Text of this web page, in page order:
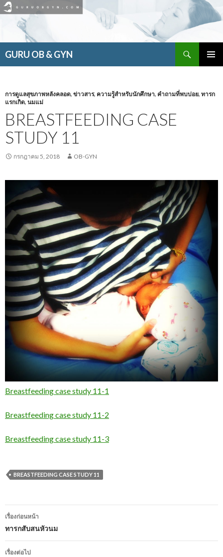
GURU OB & GYN
เนื้อหา
การดูแลสุขภาพหลังคลอด, ข่าวสาร, ความรู้สำหรับนักศึกษา, คำถามที่พบบ่อย, ทารก
แรกเกิด, นมแม่
BREASTFEEDING CASE
STUDY 11
กรกฎาคม 5, 2018 OB-GYN
Breastfeeding case study 11-1
Breastfeeding case study 11-2
Breastfeeding case study 11-3
BREASTFEEDING CASE STUDY 11
เมนู
นำทาง
เรื่อง
เรื่องก่อนหน้า
ทารกสับสนหัวนม
เรื่องต่อไป